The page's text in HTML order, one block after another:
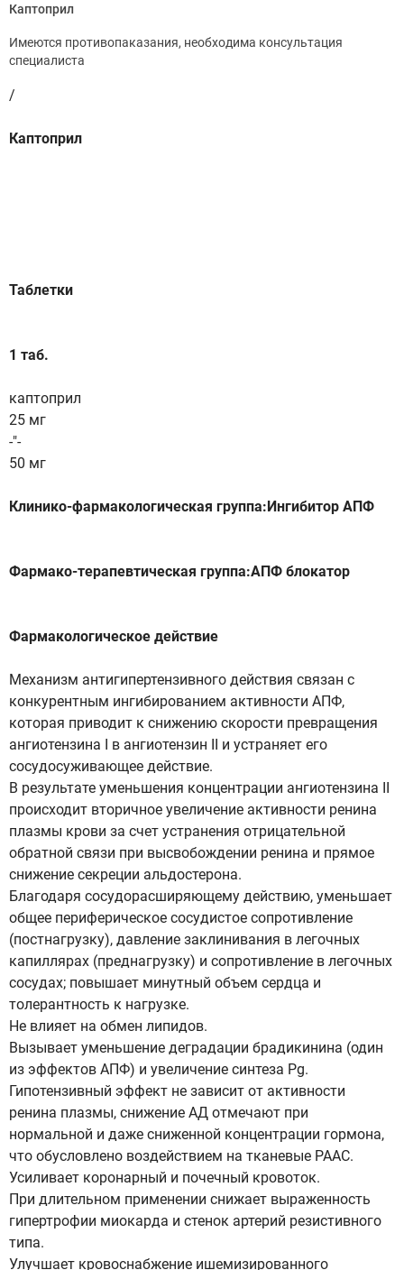
Каптоприл
Имеются противопаказания, необходима консультация
специалиста
/
Каптоприл
Таблетки
1 таб.
каптоприл
25 мг
-"-
50 мг
Клинико-фармакологическая группа:Ингибитор АПФ
Фармако-терапевтическая группа:АПФ блокатор
Фармакологическое действие
Механизм антигипертензивного действия связан с
конкурентным ингибированием активности АПФ,
которая приводит к снижению скорости превращения
ангиотензина I в ангиотензин II и устраняет его
сосудосуживающее действие.
В результате уменьшения концентрации ангиотензина II
происходит вторичное увеличение активности ренина
плазмы крови за счет устранения отрицательной
обратной связи при высвобождении ренина и прямое
снижение секреции альдостерона.
Благодаря сосудорасширяющему действию, уменьшает
общее периферическое сосудистое сопротивление
(постнагрузку), давление заклинивания в легочных
капиллярах (преднагрузку) и сопротивление в легочных
сосудах; повышает минутный объем сердца и
толерантность к нагрузке.
Не влияет на обмен липидов.
Вызывает уменьшение деградации брадикинина (один
из эффектов АПФ) и увеличение синтеза Pg.
Гипотензивный эффект не зависит от активности
ренина плазмы, снижение АД отмечают при
нормальной и даже сниженной концентрации гормона,
что обусловлено воздействием на тканевые РААС.
Усиливает коронарный и почечный кровоток.
При длительном применении снижает выраженность
гипертрофии миокарда и стенок артерий резистивного
типа.
Улучшает кровоснабжение ишемизированного